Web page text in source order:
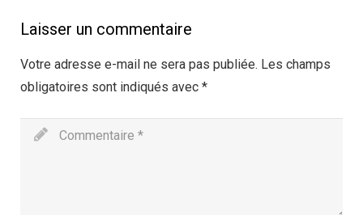
Laisser un commentaire
Votre adresse e-mail ne sera pas publiée. Les champs
obligatoires sont indiqués avec *